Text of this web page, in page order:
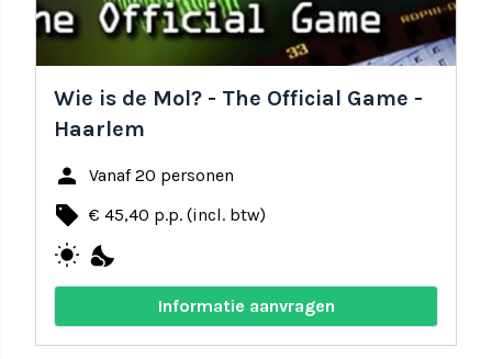
Wie is de Mol? - The Official Game -
Haarlem
person Vanaf 20 personen
local_offer € 45,40 p.p. (incl. btw)
wb_sunny nights_stay
Informatie aanvragen